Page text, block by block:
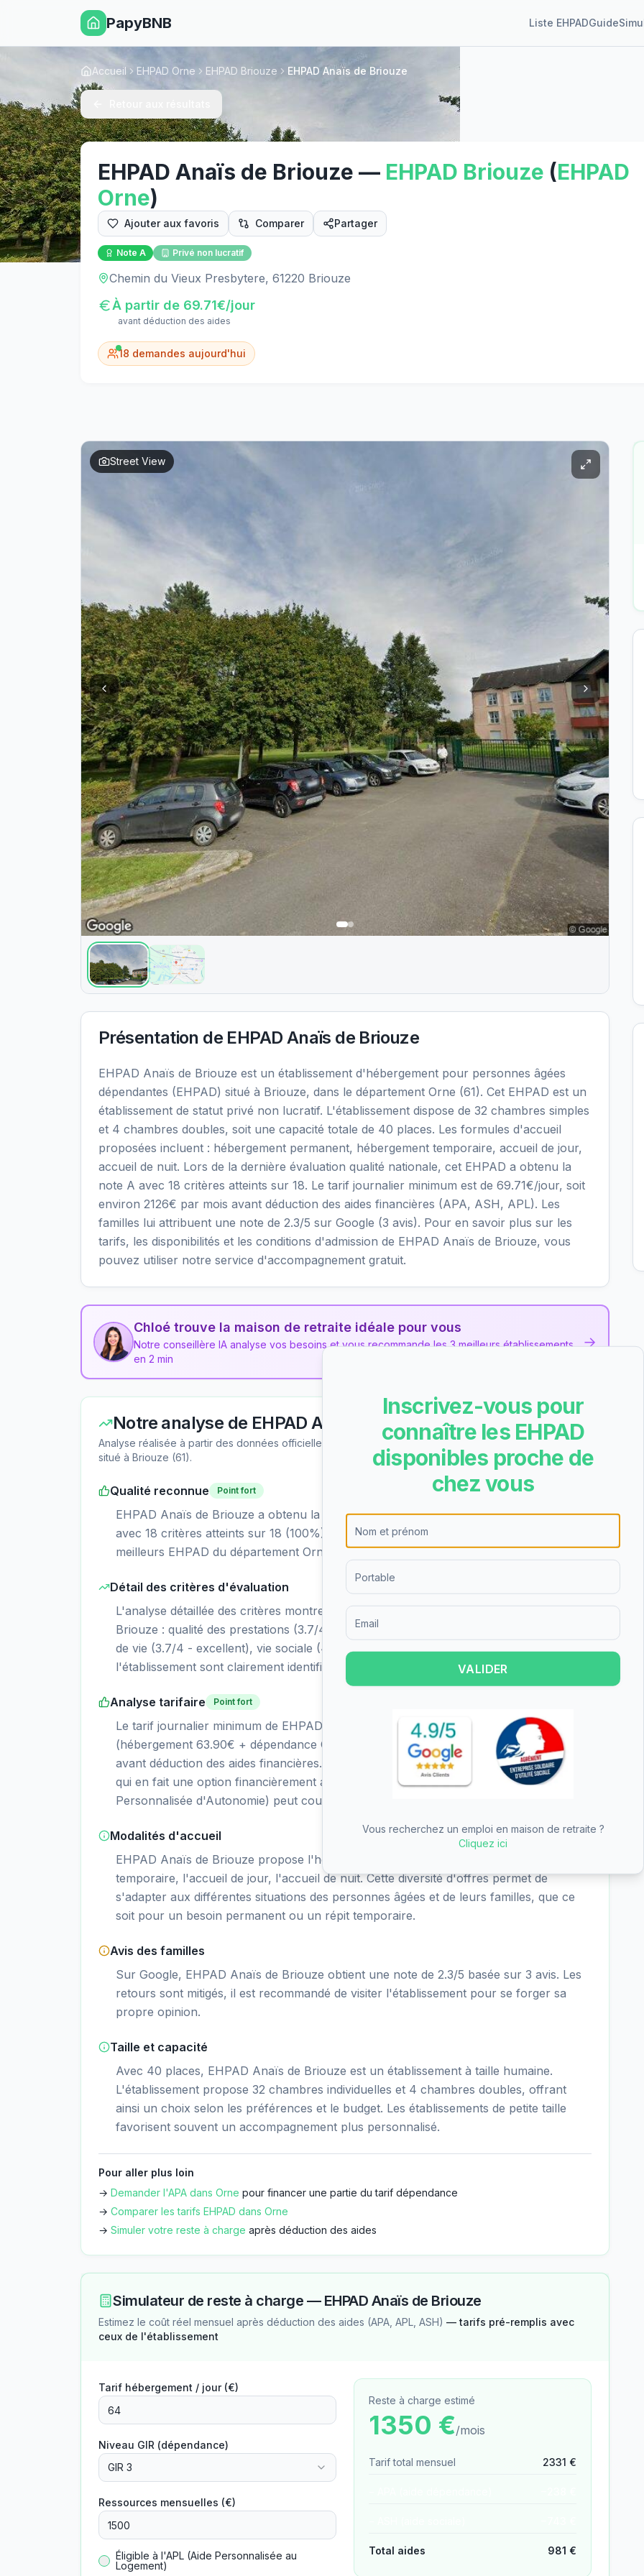
PapyBNB Liste EHPADGuide
Accueil EHPAD Orne EHPAD Briouze EHPAD Anaïs de Briouze
EHPAD Anaïs de Briouze — EHPAD Briouze (EHPAD
Orne)
Ajouter aux favoris Comparer Partager
Note A Privé non lucratif
Chemin du Vieux Presbytere, 61220 Briouze
À partir de 69.71€/jour
avant déduction des aides
18 demandes aujourd'hui
Street View
Présentation de EHPAD Anaïs de Briouze
EHPAD Anaïs de Briouze est un établissement d'hébergement pour personnes âgées
dépendantes (EHPAD) situé à Briouze, dans le département Orne (61). Cet EHPAD est un
établissement de statut privé non lucratif. L'établissement dispose de 32 chambres simples
et 4 chambres doubles, soit une capacité totale de 40 places. Les formules d'accueil
proposées incluent : hébergement permanent, hébergement temporaire, accueil de jour,
accueil de nuit. Lors de la dernière évaluation qualité nationale, cet EHPAD a obtenu la
note A avec 18 critères atteints sur 18. Le tarif journalier minimum est de 69.71€/jour, soit
environ 2126€ par mois avant déduction des aides financières (APA, ASH, APL). Les
familles lui attribuent une note de 2.3/5 sur Google (3 avis). Pour en savoir plus sur les
tarifs, les disponibilités et les conditions d'admission de EHPAD Anaïs de Briouze, vous
pouvez utiliser notre service d'accompagnement gratuit.
Chloé trouve la maison de retraite idéale pour vous
Notre conseillère IA analyse vos besoins et vous recommande les 3 meilleurs établissements
en 2 min
→
Notre analyse de EHPAD Anaïs de Briouze
Analyse réalisée à partir des données officielles et des avis collectés pour cet EHPADprivé non lucratif
situé à Briouze (61).
Qualité reconnue Point fort
EHPAD Anaïs de Briouze a obtenu la note A lors de l'évaluation nationale de qualité,
avec 18 critères atteints sur 18 (100%). Cette note place l'établissement parmi les
meilleurs EHPAD du département Orne. La dernière évaluation date du 09/01/2024.
Détail des critères d'évaluation
L'analyse détaillée des critères montre les résultats suivants pour EHPAD Anaïs de
Briouze : qualité des prestations (3.7/4 - excellent), nutrition (4.0/4 - excellent), cadre
de vie (3.7/4 - excellent), vie sociale (4.0/4 - excellent). Les points forts de
l'établissement sont clairement identifiés dans les critères les mieux notés.
Analyse tarifaire Point fort
Le tarif journalier minimum de EHPAD Anaïs de Briouze est de 69.71€/jour
(hébergement 63.90€ + dépendance GIR 5/6 5.81€), soit environ 2126€ par mois
avant déduction des aides financières. Ce tarif est inférieur à la moyenne nationale, ce
qui en fait une option financièrement accessible dans le Orne. L'APA (Allocation
Personnalisée d'Autonomie) peut couvrir une partie significative du tarif dépendance.
Modalités d'accueil
EHPAD Anaïs de Briouze propose l'hébergement permanent, l'hébergement
temporaire, l'accueil de jour, l'accueil de nuit. Cette diversité d'offres permet de
s'adapter aux différentes situations des personnes âgées et de leurs familles, que ce
soit pour un besoin permanent ou un répit temporaire.
Avis des familles
Sur Google, EHPAD Anaïs de Briouze obtient une note de 2.3/5 basée sur 3 avis. Les
retours sont mitigés, il est recommandé de visiter l'établissement pour se forger sa
propre opinion.
Taille et capacité
Avec 40 places, EHPAD Anaïs de Briouze est un établissement à taille humaine.
L'établissement propose 32 chambres individuelles et 4 chambres doubles, offrant
ainsi un choix selon les préférences et le budget. Les établissements de petite taille
favorisent souvent un accompagnement plus personnalisé.
Pour aller plus loin
→ Demander l'APA dans Orne pour financer une partie du tarif dépendance
→ Comparer les tarifs EHPAD dans Orne
→ Simuler votre reste à charge après déduction des aides
Simulateur de reste à charge — EHPAD Anaïs de Briouze
Estimez le coût réel mensuel après déduction des aides (APA, APL, ASH) — tarifs pré-remplis avec
ceux de l'établissement
Tarif hébergement / jour (€)
Niveau GIR (dépendance)
GIR 3
Ressources mensuelles (€)
Éligible à l'APL (Aide Personnalisée au
Logement)
Reste à charge estimé
1350 €/mois
Tarif total mensuel 2331 €
Total aides 981 €
Inscrivez-vous pour
connaître les EHPAD
disponibles proche de
chez vous
VALIDER
Vous recherchez un emploi en maison de retraite ?
Cliquez ici